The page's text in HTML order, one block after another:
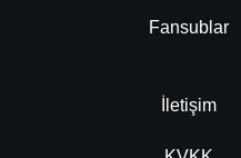
Fansublar
İletişim